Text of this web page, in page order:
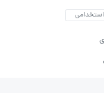
استخدامی